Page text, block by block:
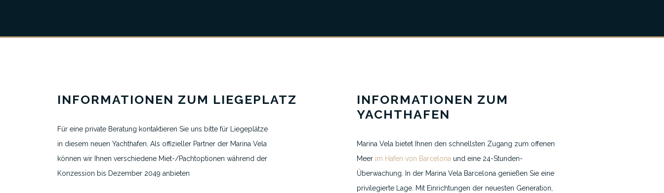
INFORMATIONEN ZUM LIEGEPLATZ
Für eine private Beratung kontaktieren Sie uns bitte für Liegeplätze
in diesem neuen Yachthafen. Als offizieller Partner der Marina Vela
können wir Ihnen verschiedene Miet-/Pachtoptionen während der
Konzession bis Dezember 2049 anbieten
INFORMATIONEN ZUM
YACHTHAFEN
Marina Vela bietet Ihnen den schnellsten Zugang zum offenen
Meer im Hafen von Barcelonaund eine 24-Stunden-
Überwachung. In der Marina Vela Barcelona genießen Sie eine
privilegierte Lage. Mit Einrichtungen der neuesten Generation,
Über uns
Alle Liegeplatzinserate VEREINBAREN SIE EINEN TERMIN
Nachrichten & Blogs